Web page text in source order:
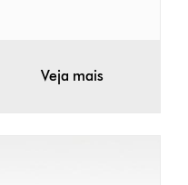
Veja mais